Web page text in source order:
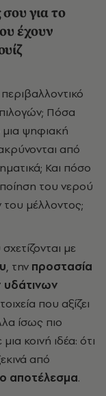
για το
έχουν
Πόσα
ψηφιακή
από
Και πόσο
του νερού
μέλλοντος;
με
, την προστασία
υδάτινων
που αξίζει
ίσως πιο
κοινή ιδέα: ότι
από
αποτέλεσμα.